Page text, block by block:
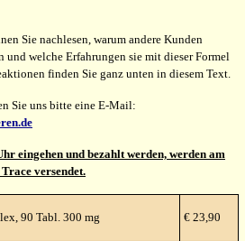
Sie nachlesen, warum andere Kunden
und welche Erfahrungen sie mit dieser Formel
finden Sie ganz unten in diesem Text.
Sie uns bitte eine E-Mail:
eingehen und bezahlt werden, werden am
versendet.
90 Tabl. 300 mg € 23,90